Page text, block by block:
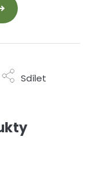
Sdílet